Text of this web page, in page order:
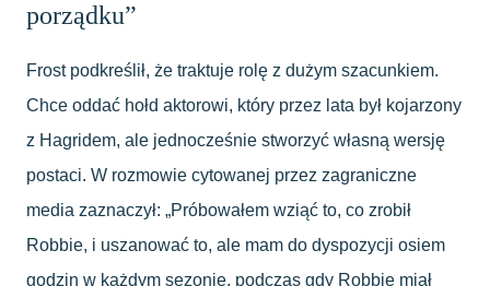
porządku”
Frost podkreślił, że traktuje rolę z dużym szacunkiem.
Chce oddać hołd aktorowi, który przez lata był kojarzony
z Hagridem, ale jednocześnie stworzyć własną wersję
postaci. W rozmowie cytowanej przez zagraniczne
media zaznaczył: „Próbowałem wziąć to, co zrobił
Robbie, i uszanować to, ale mam do dyspozycji osiem
godzin w każdym sezonie, podczas gdy Robbie miał